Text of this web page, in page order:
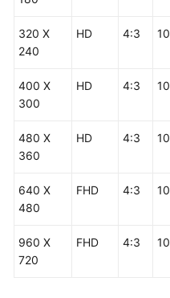
320 X
240
HD 4:3 10
400 X
300
HD 4:3 10
480 X
360
HD 4:3 10
640 X
480
FHD 4:3 10
960 X
720
FHD 4:3 10